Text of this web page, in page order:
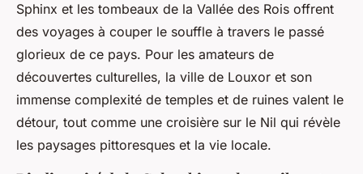
Sphinx et les tombeaux de la Vallée des Rois offrent
des voyages à couper le souffle à travers le passé
glorieux de ce pays. Pour les amateurs de
découvertes culturelles, la ville de Louxor et son
immense complexité de temples et de ruines valent le
détour, tout comme une croisière sur le Nil qui révèle
les paysages pittoresques et la vie locale.